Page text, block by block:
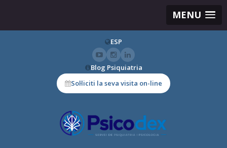
MENU
ESP
Blog Psiquiatria
Sol·liciti la seva visita on-line